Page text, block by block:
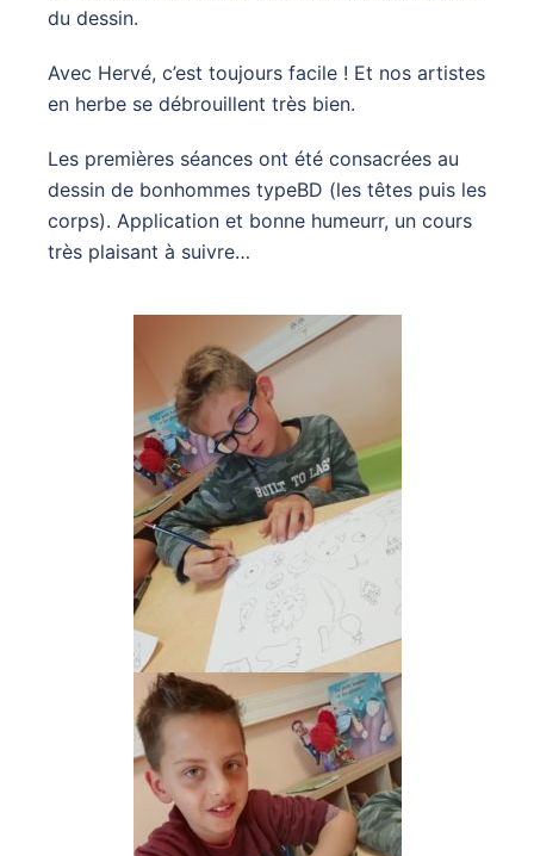
du dessin.
Avec Hervé, c’est toujours facile ! Et nos artistes
en herbe se débrouillent très bien.
Les premières séances ont été consacrées au
dessin de bonhommes typeBD (les têtes puis les
corps). Application et bonne humeurr, un cours
très plaisant à suivre…